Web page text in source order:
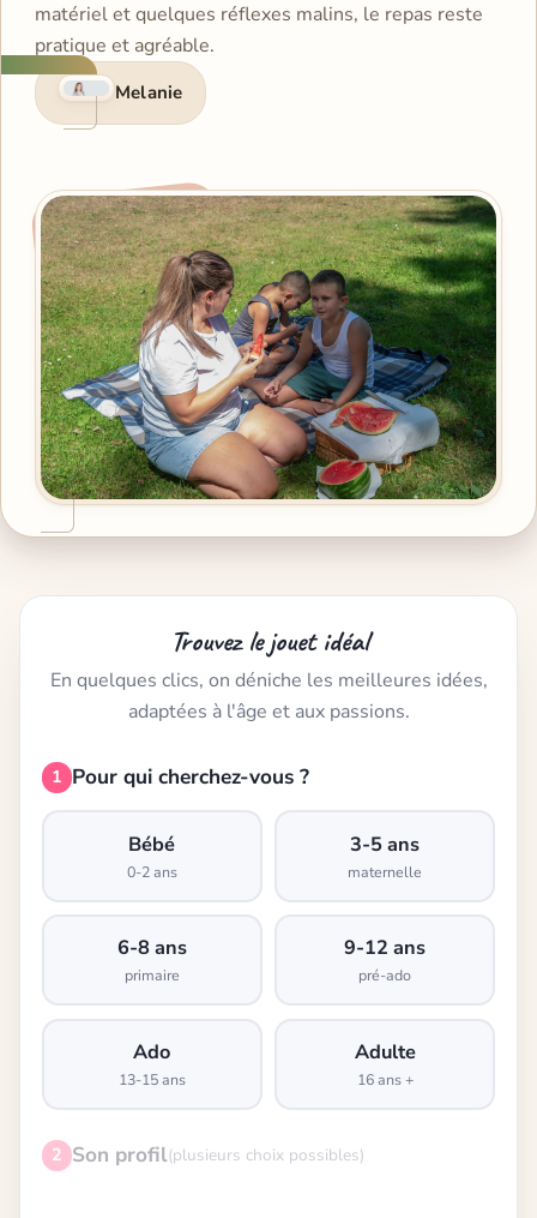
matériel et quelques réflexes malins, le repas reste
pratique et agréable.
Melanie
Trouvez le jouet idéal
En quelques clics, on déniche les meilleures idées,
adaptées à l'âge et aux passions.
1 Pour qui cherchez-vous ?
Bébé
0-2 ans
3-5 ans
maternelle
6-8 ans
primaire
9-12 ans
pré-ado
Ado
13-15 ans
Adulte
16 ans +
2 Son profil(plusieurs choix possibles)